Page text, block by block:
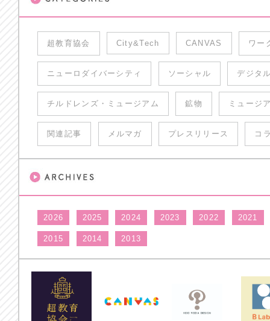
超教育協会 City&Tech CANVAS ワー
ニューロダイバーシティ ソーシャル デジタ
チルドレンズ・ミュージアム 鉱物 ミュージ
関連記事 メルマガ プレスリリース コ
2026 2025 2024 2023 2022 2021
2015 2014 2013